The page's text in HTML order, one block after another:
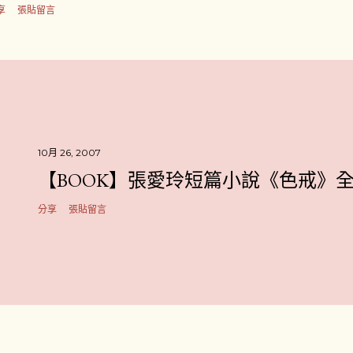
張貼留言
10月 26, 2007
【BOOK】張愛玲短篇小說《色戒》
分享 張貼留言